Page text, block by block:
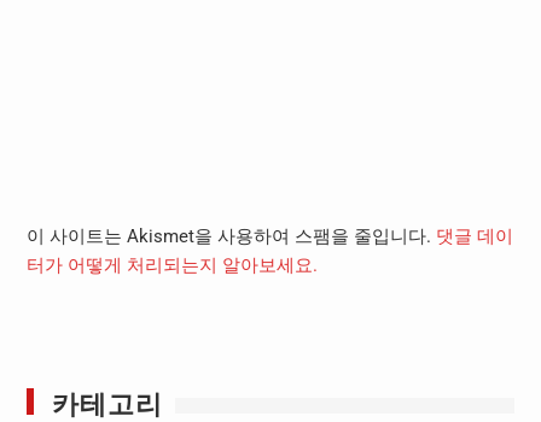
이 사이트는 Akismet을 사용하여 스팸을 줄입니다. 댓글 데이
터가 어떻게 처리되는지 알아보세요.
카테고리